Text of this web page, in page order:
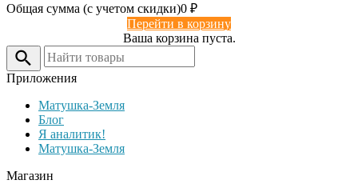
Общая сумма (с учетом скидки)0 ₽
Перейти в корзину
Ваша корзина пуста.
Приложения
Матушка-Земля
Блог
Я аналитик!
Матушка-Земля
Магазин